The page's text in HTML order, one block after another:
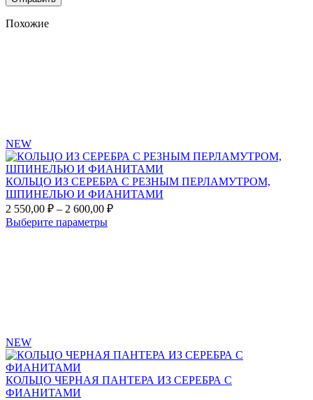
Похожие
NEW
КОЛЬЦО ИЗ СЕРЕБРА С РЕЗНЫМ ПЕРЛАМУТРОМ,
ШПИНЕЛЬЮ И ФИАНИТАМИ
2 550,00 ₽ – 2 600,00 ₽Диапазон
Выберите параметрыЭтот
NEW
КОЛЬЦО ЧЕРНАЯ ПАНТЕРА ИЗ СЕРЕБРА С
ФИАНИТАМИ